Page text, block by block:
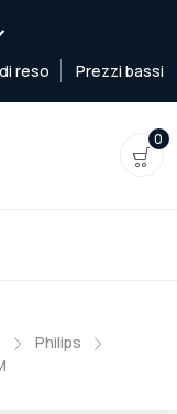
reso Prezzi bassi
0
Philips